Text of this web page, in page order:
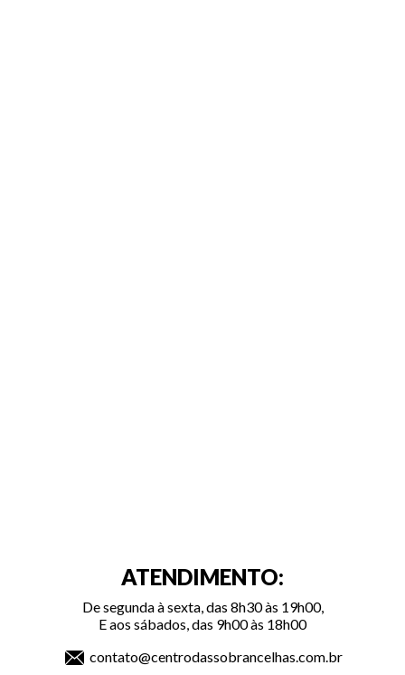
ATENDIMENTO:
De segunda à sexta, das 8h30 às 19h00,
E aos sábados, das 9h00 às 18h00
contato@centrodassobrancelhas.com.br